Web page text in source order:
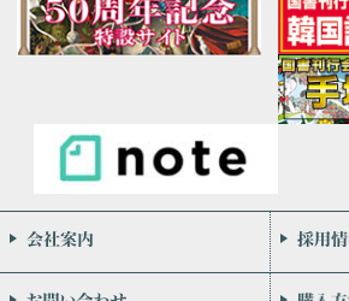
会社案内
お問い合わせ